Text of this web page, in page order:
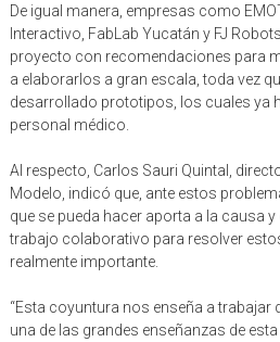
De igual manera, empresas como
Interactivo, FabLab Yucatán y FJ
proyecto con recomendaciones para
a elaborarlos a gran escala, toda vez
desarrollado prototipos, los cuales ya
personal médico.
Al respecto, Carlos Sauri Quintal,
Modelo, indicó que, ante estos
que se pueda hacer aporta a la causa
trabajo colaborativo para resolver
realmente importante.
“Esta coyuntura nos enseña a trabajar
una de las grandes enseñanzas de